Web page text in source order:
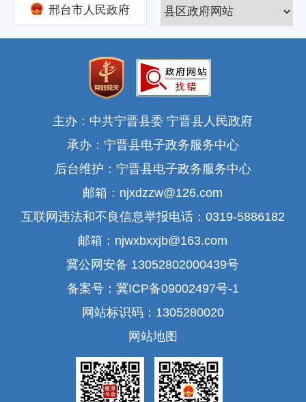
邢台市人民政府
主办：中共宁晋县委 宁晋县人民政府
承办：宁晋县电子政务服务中心
后台维护：宁晋县电子政务服务中心
邮箱：njxdzzw@126.com
互联网违法和不良信息举报电话：0319-5886182
邮箱：njwxbxxjb@163.com
冀公网安备 13052802000439号
备案号：冀ICP备09002497号-1
网站标识码：1305280020
网站地图